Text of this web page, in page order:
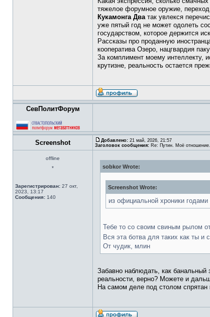
тяжелое форумное оружие, переход
Кукамонга Дватак увлекся
уже пятый год не может одолеть
государством, которое держится
Рассказы про проданную
кооператива Озеро, нацгвардия
За комплимент моему интеллекту,
крутизне, реальность остается
СевПолитФорум
Screenshot Добавлено: 21 май, 2026, 21:57
Заголовок сообщения: Re: Путин. Моё отношение.
offline
*
Зарегистрирован: 27 окт,
2023, 13:17
Сообщения: 140
sobkor Wrote:
Screenshot Wrote:
из официальной хроники
Тебе то со своим свиным рылом
Вся эта ботва для таких как ты
От чудик, млин
Забавно наблюдать, как
реальности, верно? Можете и
На самом деле под столом